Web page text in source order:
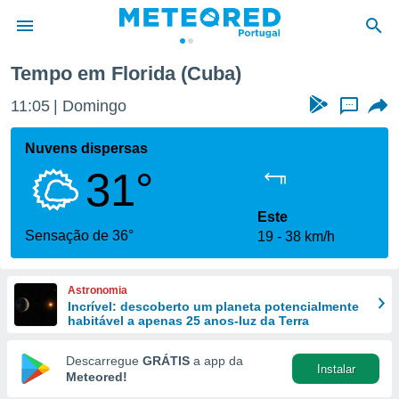
da
foi
fornecidas
a este
das
e
forma
digital
Tempo em Florida (Cuba)
11:05 Domingo ...
Nuvens dispersas
31°
Sensação de 36°
Este
19
38 km/h
Astronomia
Incrível: descoberto um planeta potencialmente
habitável a apenas 25 anos-luz da Terra
Descarregue GRÁTIS a app da
Meteored!
Instalar